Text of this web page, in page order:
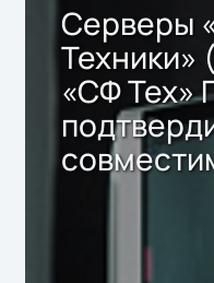
Серверы
Техники»
«СФ Тех»
хранения